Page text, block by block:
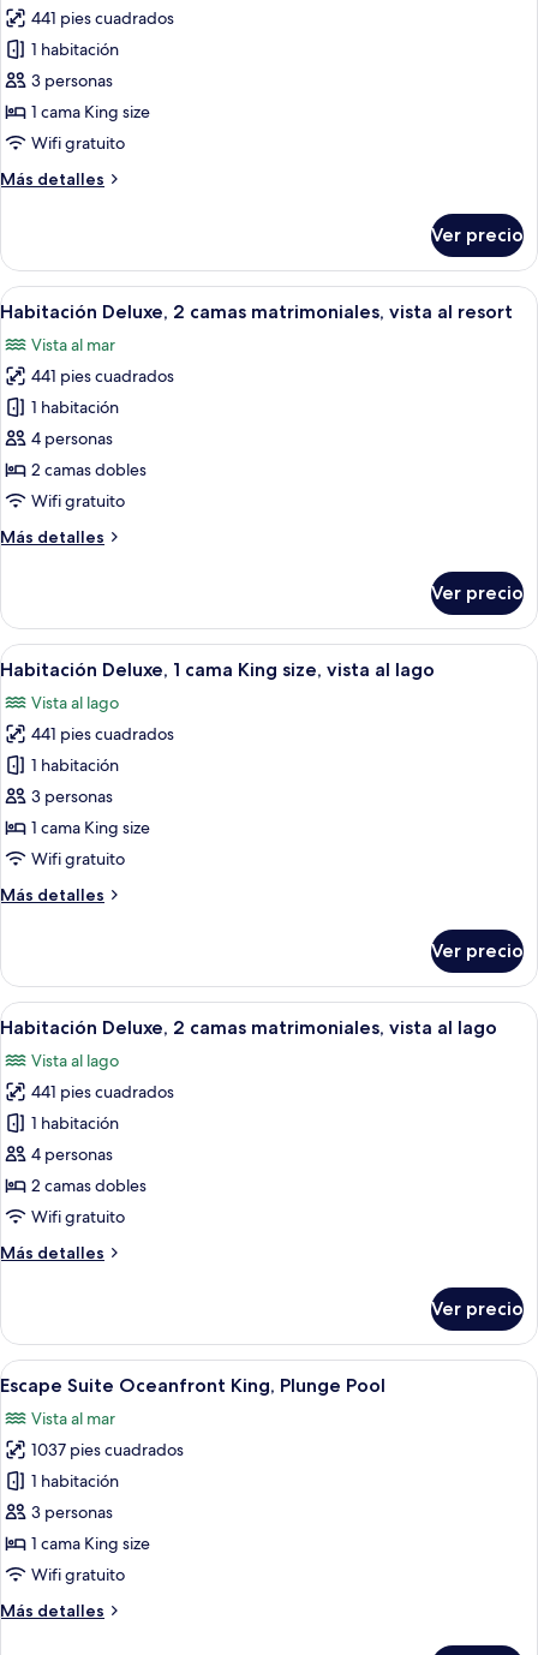
baja
(View)
fotos
de
Habitación
Deluxe,
1
King
al
resort
441 pies cuadrados
1 habitación
3 personas
1 cama King size
Wifi gratuito
Más detalles
Más
Deluxe,
cama
size,
vista
al
resort
Ver precio
Abrir
todas
las
fotos
de
Habitación
Deluxe,
2
matrimoniales,
resort
Habitación de hotel con dos camas,
9
Habitación Deluxe, 2 camas matrimoniales, vista al resort
Vista al mar
441 pies cuadrados
1 habitación
4 personas
2 camas dobles
Wifi gratuito
Más detalles
Más
Deluxe,
camas
vista
al
resort
Ver precio
Abrir
todas
las
fotos
de
Habitación
Deluxe,
1
King
al
lago
Habitación de hotel con una cama,
11
Habitación Deluxe, 1 cama King size, vista al lago
Vista al lago
441 pies cuadrados
1 habitación
3 personas
1 cama King size
Wifi gratuito
Más detalles
Más
Deluxe,
cama
size,
vista
al
lago
Ver precio
Abrir
todas
las
fotos
de
Habitación
Deluxe,
2
matrimoniales,
lago
Habitación de hotel con dos camas,
11
Habitación Deluxe, 2 camas matrimoniales, vista al lago
Vista al lago
441 pies cuadrados
1 habitación
4 personas
2 camas dobles
Wifi gratuito
Más detalles
Más
Deluxe,
camas
matrimoniales,
vista
al
lago
Ver precio
Abrir
todas
las
fotos
de
Escape
Suite
Oceanfront
Plunge
Una habitación con vista al océano,
10
Escape Suite Oceanfront King, Plunge Pool
Vista al mar
1037 pies cuadrados
1 habitación
3 personas
1 cama King size
Wifi gratuito
Más detalles
Más